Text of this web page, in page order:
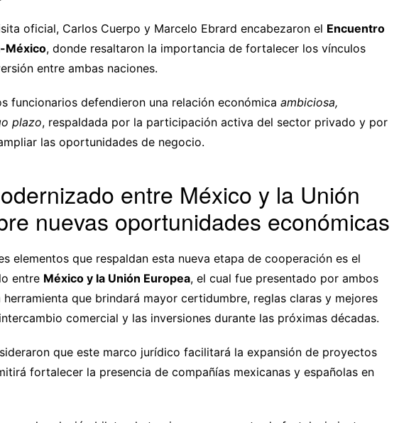
oficial, Carlos Cuerpo y Marcelo Ebrard encabezaron el Encuentro
México, donde resaltaron la importancia de fortalecer los vínculos
entre ambas naciones.
funcionarios defendieron una relación económica ambiciosa,
plazo, respaldada por la participación activa del sector privado y por
las oportunidades de negocio.
entre México y la Unión
nuevas oportunidades económicas
elementos que respaldan esta nueva etapa de cooperación es el
entre México y la Unión Europea, el cual fue presentado por ambos
que brindará mayor certidumbre, reglas claras y mejores
comercial y las inversiones durante las próximas décadas.
que este marco jurídico facilitará la expansión de proyectos
fortalecer la presencia de compañías mexicanas y españolas en